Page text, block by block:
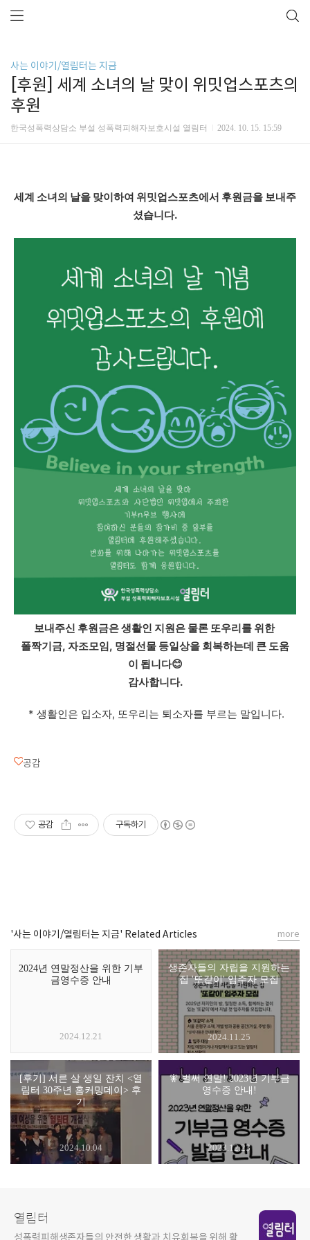
사는 이야기/열림터는 지금
[후원] 세계 소녀의 날 맞이 위밋업스포츠의
후원
한국성폭력상담소 부설 성폭력피해자보호시설 열림터 2024. 10. 15. 15:59
세계 소녀의 날을 맞이하여 위밋업스포츠에서 후원금을 보내주
셨습니다.
보내주신 후원금은 생활인 지원은 물론 또우리를 위한
폴짝기금, 자조모임, 명절선물 등일상을 회복하는데 큰 도움
이 됩니다😊
감사합니다.
* 생활인은 입소자, 또우리는 퇴소자를 부르는 말입니다.
공감
공감 구독하기
'사는 이야기/열림터는 지금' Related Articles
2024년 연말정산을 위한 기부
금영수증 안내
2024.12.21
생존자들의 자립을 지원하는
집 '또같이' 입주자 모집
2024.11.25
[후기] 서른 살 생일 잔치 <열
림터 30주년 홈커밍데이> 후
기
2024.10.04
🧚 벌써 연말! 2023년 기부금
영수증 안내!
2023.12.23
more
열림터
성폭력피해생존자들의 안전한 생활과 치유회복을 위해 활